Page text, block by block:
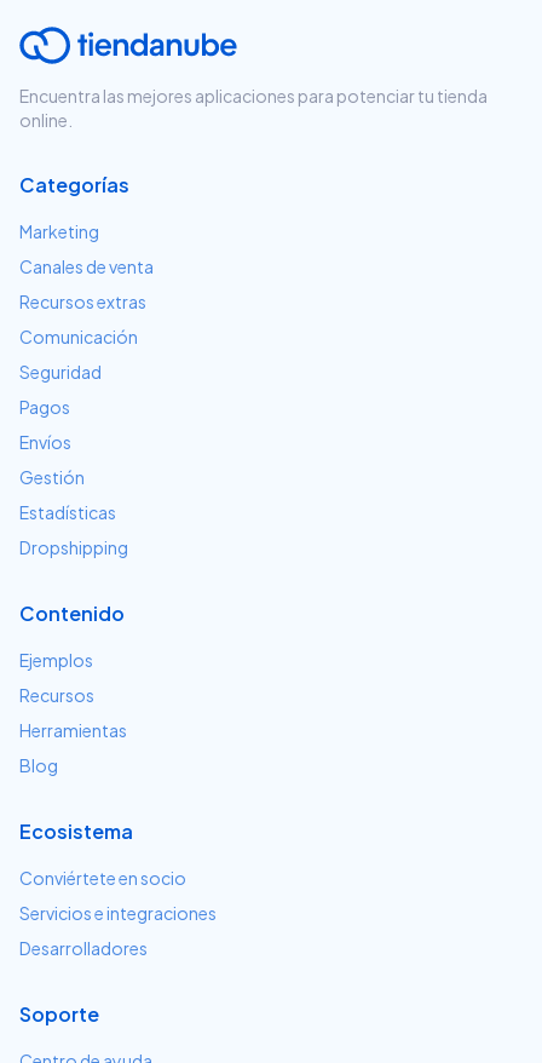
Encuentra las mejores aplicaciones para potenciar tu tienda
online.
Categorías
Marketing
Canales de venta
Recursos extras
Comunicación
Seguridad
Pagos
Envíos
Gestión
Estadísticas
Dropshipping
Contenido
Ejemplos
Recursos
Herramientas
Blog
Ecosistema
Conviértete en socio
Servicios e integraciones
Desarrolladores
Soporte